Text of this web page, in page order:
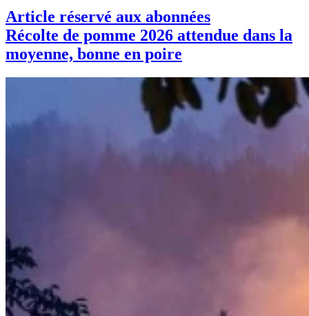
Article réservé aux abonnées
Récolte de pomme 2026 attendue dans la
moyenne, bonne en poire